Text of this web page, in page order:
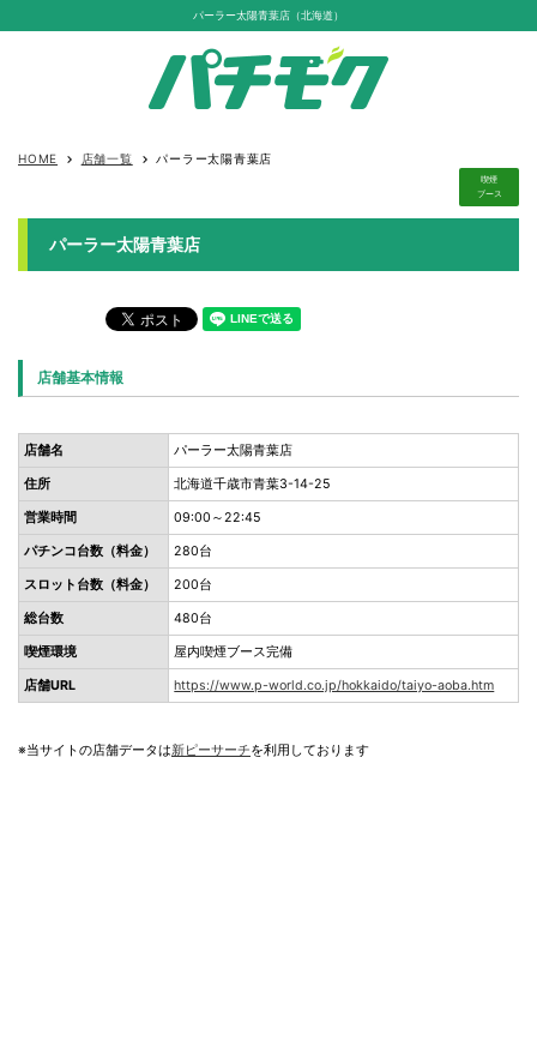
パーラー太陽青葉店（北海道）
HOME keyboard_arrow_right 店舗一覧 keyboard_arrow_right パーラー太陽青葉店
喫煙
ブース
パーラー太陽青葉店
店舗基本情報
店舗名 パーラー太陽青葉店
住所 北海道千歳市青葉3-14-25
営業時間 09:00～22:45
パチンコ台数（料金） 280台
スロット台数（料金） 200台
総台数 480台
喫煙環境 屋内喫煙ブース完備
店舗URL https://www.p-world.co.jp/hokkaido/taiyo-aoba.htm
※当サイトの店舗データは新ピーサーチを利用しております